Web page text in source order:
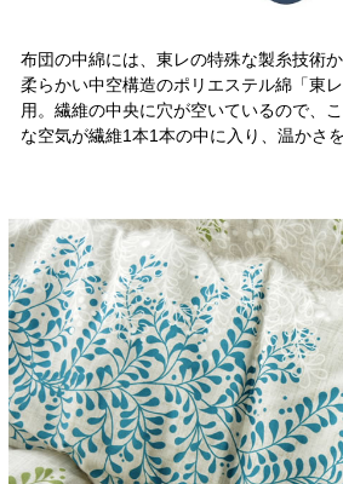
布団の中綿には、東レの特殊な製糸技術
柔らかい中空構造のポリエステル綿「東
用。繊維の中央に穴が空いているので、
な空気が繊維1本1本の中に入り、温かさ